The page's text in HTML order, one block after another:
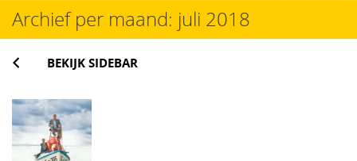
Archief per maand: juli 2018
BEKIJK SIDEBAR